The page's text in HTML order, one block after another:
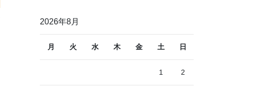
2026年8月
月 火 水 木 金 土 日
1 2